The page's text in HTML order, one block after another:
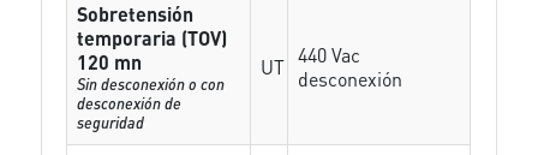
Sobretensión
temporaria (TOV)
120 mn
Sin desconexión o con
desconexión de
seguridad
UT 440 Vac
desconexión